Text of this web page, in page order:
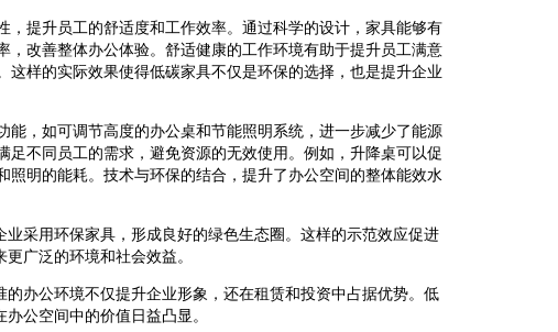
，提升员工的舒适度和工作效率。通过科学的设计，家具能够有
，改善整体办公体验。舒适健康的工作环境有助于提升员工满意
这样的实际效果使得低碳家具不仅是环保的选择，也是提升企业
能，如可调节高度的办公桌和节能照明系统，进一步减少了能源
足不同员工的需求，避免资源的无效使用。例如，升降桌可以促
照明的能耗。技术与环保的结合，提升了办公空间的整体能效水
采用环保家具，形成良好的绿色生态圈。这样的示范效应促进
广泛的环境和社会效益。
办公环境不仅提升企业形象，还在租赁和投资中占据优势。低
公空间中的价值日益凸显。